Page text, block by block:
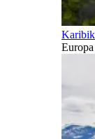
Karibik
Europa